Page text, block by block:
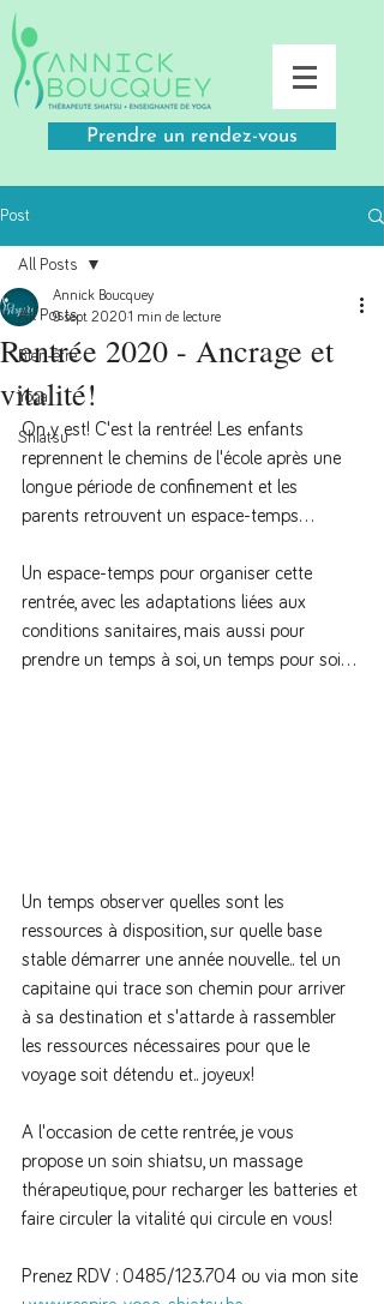
Prendre un rendez-vous
Post
All Posts
Bien-être
Yoga
Shiatsu
All Posts
Rentrée 2020 - Ancrage et
vitalité!
Annick Boucquey
9 sept. 20201 min de lecture
On y est! C'est la rentrée! Les enfants
reprennent le chemins de l'école après une
longue période de confinement et les
parents retrouvent un espace-temps...
Un espace-temps pour organiser cette
rentrée, avec les adaptations liées aux
conditions sanitaires, mais aussi pour
prendre un temps à soi, un temps pour soi...
Un temps observer quelles sont les
ressources à disposition, sur quelle base
stable démarrer une année nouvelle.. tel un
capitaine qui trace son chemin pour arriver
à sa destination et s'attarde à rassembler
les ressources nécessaires pour que le
voyage soit détendu et.. joyeux!
A l'occasion de cette rentrée, je vous
propose un soin shiatsu, un massage
thérapeutique, pour recharger les batteries et
faire circuler la vitalité qui circule en vous!
Prenez RDV : 0485/123.704 ou via mon site